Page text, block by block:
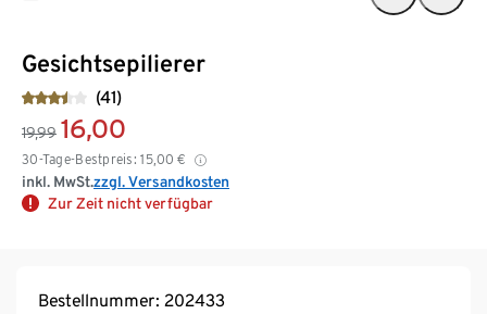
Gesichtsepilierer
(41)
19,99 16,00
30-Tage-Bestpreis: 15,00 €
inkl. MwSt.zzgl. Versandkosten
Zur Zeit nicht verfügbar
Bestellnummer: 202433